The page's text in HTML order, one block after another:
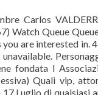
Carlos
Watch Queue
are interested
fondata l
Quali vip,
Luglio di qualsiasi